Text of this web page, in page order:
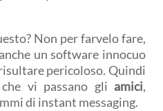
Non per farvelo fare,
un software innocuo
pericoloso. Quindi
vi passano gli amici,
di instant messaging.